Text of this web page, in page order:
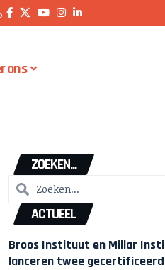
ons
ZOEKEN...
ACTUEEL
Broos Instituut en Millar
lanceren twee